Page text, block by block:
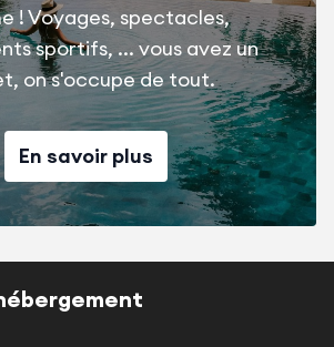
! Voyages, spectacles,
sportifs, ... vous avez un
on s'occupe de tout.
En savoir plus